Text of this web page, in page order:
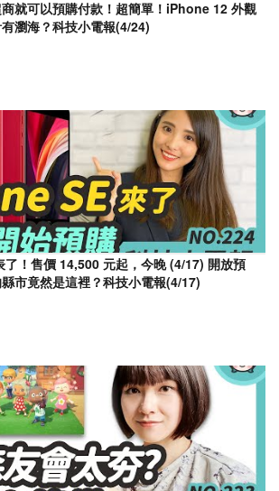
就可以預購付款！超簡單！iPhone 12 外觀
瀏海？科技小電報(4/24)
！售價 14,500 元起，今晚 (4/17) 開放預
市竟然是這裡？科技小電報(4/17)